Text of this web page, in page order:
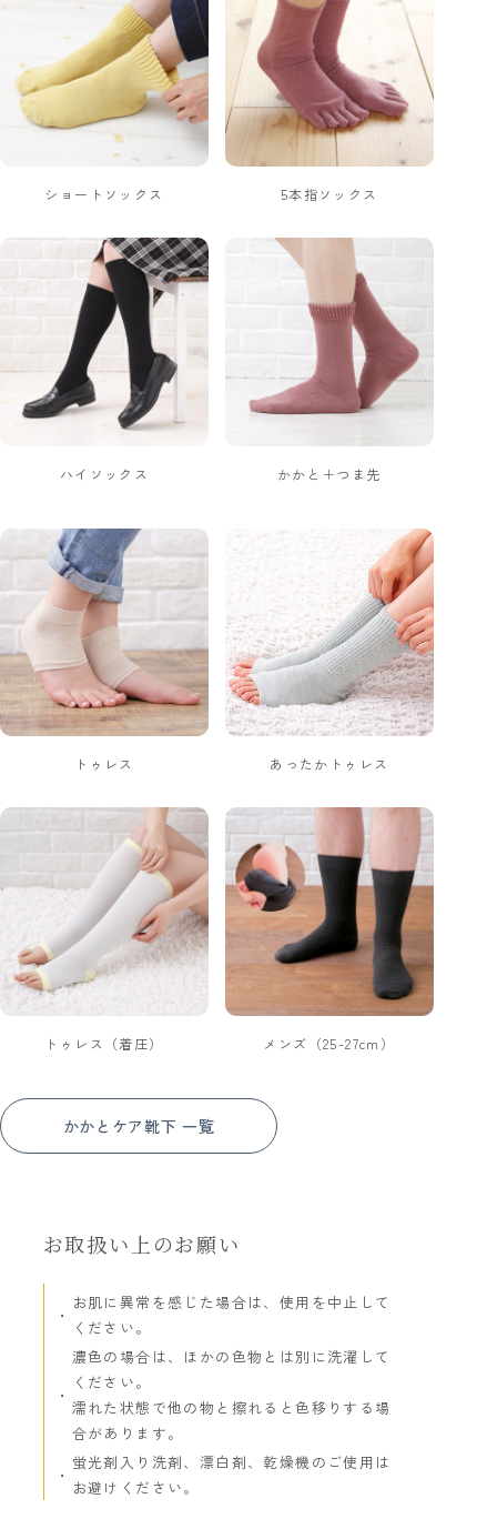
ショートソックス 5本指ソックス
ハイソックス かかと＋つま先
トゥレス あったかトゥレス
トゥレス（着圧） メンズ（25-27cm）
かかとケア靴下 一覧
お取扱い上のお願い
お肌に異常を感じた場合は、使用を中止して
ください。
濃色の場合は、ほかの色物とは別に洗濯して
ください。
濡れた状態で他の物と擦れると色移りする場
合があります。
蛍光剤入り洗剤、漂白剤、乾燥機のご使用は
お避けください。